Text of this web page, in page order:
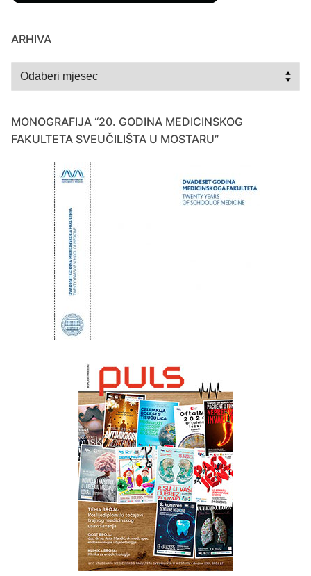
ARHIVA
Arhiva
MONOGRAFIJA “20. GODINA MEDICINSKOG
FAKULTETA SVEUČILIŠTA U MOSTARU”